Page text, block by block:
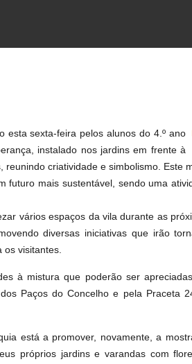
esta sexta-feira pelos alunos do 4.º ano
instalado nos jardins em frente à
criatividade e simbolismo. Este
futuro mais sustentável, sendo uma
vários espaços da vila durante as
diversas iniciativas que irão
visitantes.
à mistura que poderão ser
Paços do Concelho e pela Praceta
está a promover, novamente, a
próprios jardins e varandas com